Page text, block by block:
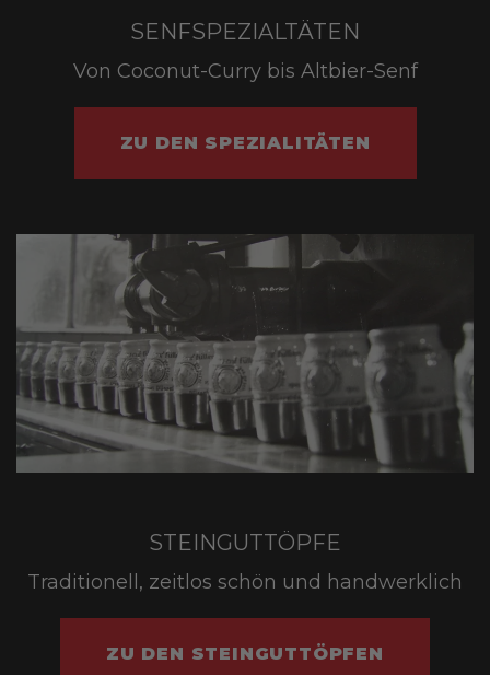
SENFSPEZIALTÄTEN
Von Coconut-Curry bis Altbier-Senf
ZU DEN SPEZIALITÄTEN
STEINGUTTÖPFE
Traditionell, zeitlos schön und handwerklich
ZU DEN STEINGUTTÖPFEN